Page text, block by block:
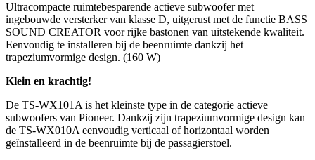
Ultracompacte ruimtebesparende actieve subwoofer met
ingebouwde versterker van klasse D, uitgerust met de functie BASS
SOUND CREATOR voor rijke bastonen van uitstekende kwaliteit.
Eenvoudig te installeren bij de beenruimte dankzij het
trapeziumvormige design. (160 W)
Klein en krachtig!
De TS-WX101A is het kleinste type in de categorie actieve
subwoofers van Pioneer. Dankzij zijn trapeziumvormige design kan
de TS-WX010A eenvoudig verticaal of horizontaal worden
geïnstalleerd in de beenruimte bij de passagierstoel.